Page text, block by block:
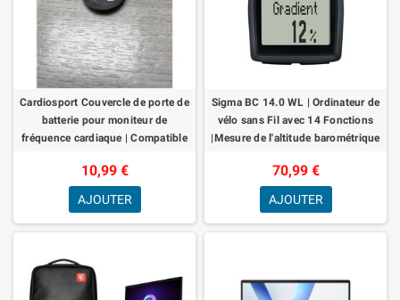
Cardiosport Couvercle de porte de
batterie pour moniteur de
fréquence cardiaque | Compatible
Pelo
10,99 €
AJOUTER
Sigma BC 14.0 WL | Ordinateur de
vélo sans Fil avec 14 Fonctions
|Mesure de l'altitude barométrique
70,99 €
AJOUTER